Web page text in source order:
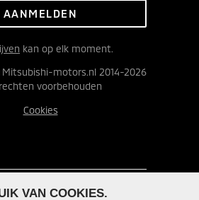
kan op elk moment.
Mitsubishi-motors.nl 2014-2026
voorbehouden
Cookies
VAN COOKIES.